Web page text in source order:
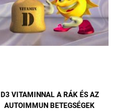
D3 VITAMINNAL A RÁK ÉS AZ
AUTOIMMUN BETEGSÉGEK